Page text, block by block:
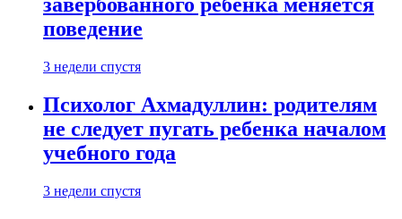
поведение
3 недели спустя
Психолог Ахмадуллин: родителям
не следует пугать ребенка началом
учебного года
3 недели спустя